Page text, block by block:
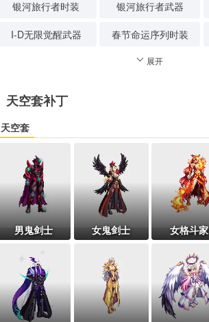
银河旅行者时装 银河旅行者武器
I-D无限觉醒武器 春节命运序列时装
展开
天空套补丁
天空套
男鬼剑士 女鬼剑士 女格斗家